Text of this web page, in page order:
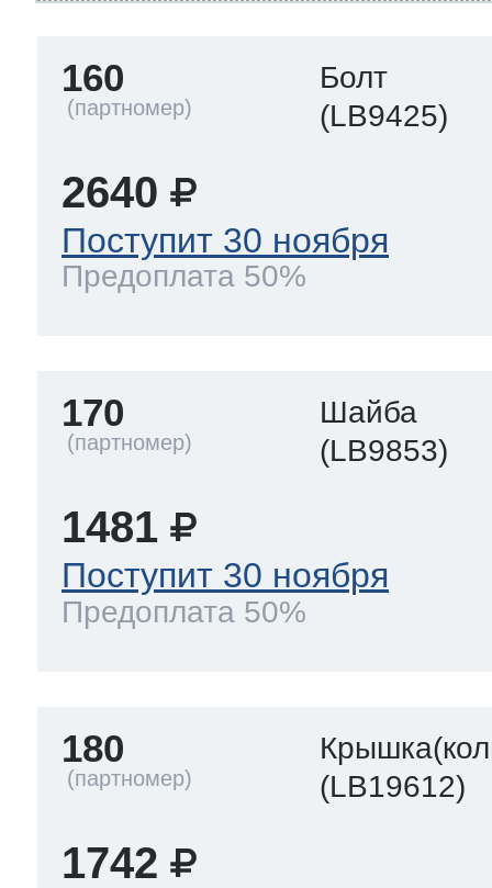
160
Болт
(LB9425)
2640
Поступит 30 ноября
Предоплата 50%
170
Шайба
(LB9853)
1481
Поступит 30 ноября
Предоплата 50%
180
(LB19612)
1742